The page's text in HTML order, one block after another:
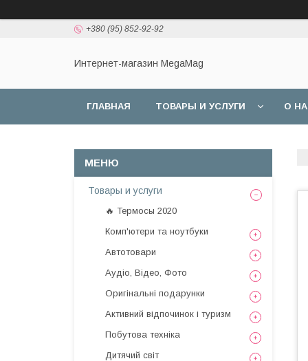
+380 (95) 852-92-92
Интернет-магазин MegaMag
ГЛАВНАЯ ТОВАРЫ И УСЛУГИ О
Товары и услуги
🔥 Термосы 2020
Комп'ютери та ноутбуки
Автотовари
Аудіо, Відео, Фото
Оригінальні подарунки
Активний відпочинок і туризм
Побутова техніка
Дитячий світ